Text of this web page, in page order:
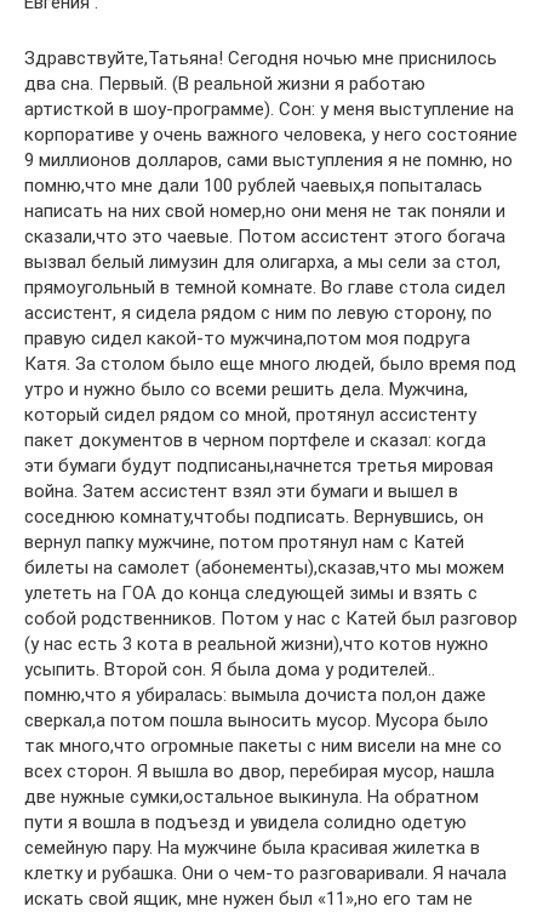
Здравствуйте,Татьяна! Сегодня ночью мне приснилось
два сна. Первый. (В реальной жизни я работаю
артисткой в шоу-программе). Сон: у меня выступление на
корпоративе у очень важного человека, у него состояние
9 миллионов долларов, сами выступления я не помню, но
помню,что мне дали 100 рублей чаевых,я попыталась
написать на них свой номер,но они меня не так поняли и
сказали,что это чаевые. Потом ассистент этого богача
вызвал белый лимузин для олигарха, а мы сели за стол,
прямоугольный в темной комнате. Во главе стола сидел
ассистент, я сидела рядом с ним по левую сторону, по
правую сидел какой-то мужчина,потом моя подруга
Катя. За столом было еще много людей, было время под
утро и нужно было со всеми решить дела. Мужчина,
который сидел рядом со мной, протянул ассистенту
пакет документов в черном портфеле и сказал: когда
эти бумаги будут подписаны,начнется третья мировая
война. Затем ассистент взял эти бумаги и вышел в
соседнюю комнату,чтобы подписать. Вернувшись, он
вернул папку мужчине, потом протянул нам с Катей
билеты на самолет (абонементы),сказав,что мы можем
улететь на ГОА до конца следующей зимы и взять с
собой родственников. Потом у нас с Катей был разговор
(у нас есть 3 кота в реальной жизни),что котов нужно
усыпить. Второй сон. Я была дома у родителей..
помню,что я убиралась: вымыла дочиста пол,он даже
сверкал,а потом пошла выносить мусор. Мусора было
так много,что огромные пакеты с ним висели на мне со
всех сторон. Я вышла во двор, перебирая мусор, нашла
две нужные сумки,остальное выкинула. На обратном
пути я вошла в подъезд и увидела солидно одетую
семейную пару. На мужчине была красивая жилетка в
клетку и рубашка. Они о чем-то разговаривали. Я начала
искать свой ящик, мне нужен был «11»,но его там не